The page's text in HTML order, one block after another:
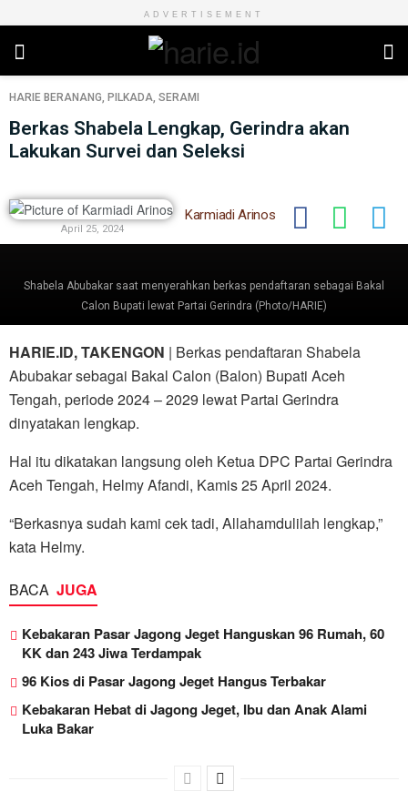
ADVERTISEMENT
HARIE BERANANG, PILKADA, SERAMI
Berkas Shabela Lengkap, Gerindra akan
Lakukan Survei dan Seleksi
Karmiadi Arinos
April 25, 2024
Shabela Abubakar saat menyerahkan berkas pendaftaran sebagai Bakal
Calon Bupati lewat Partai Gerindra (Photo/HARIE)
HARIE.ID, TAKENGON | Berkas pendaftaran Shabela
Abubakar sebagai Bakal Calon (Balon) Bupati Aceh
Tengah, periode 2024 – 2029 lewat Partai Gerindra
dinyatakan lengkap.
Hal itu dikatakan langsung oleh Ketua DPC Partai Gerindra
Aceh Tengah, Helmy Afandi, Kamis 25 April 2024.
“Berkasnya sudah kami cek tadi, Allahamdulilah lengkap,”
kata Helmy.
BACA JUGA
Kebakaran Pasar Jagong Jeget Hanguskan 96 Rumah, 60
KK dan 243 Jiwa Terdampak
96 Kios di Pasar Jagong Jeget Hangus Terbakar
Kebakaran Hebat di Jagong Jeget, Ibu dan Anak Alami
Luka Bakar